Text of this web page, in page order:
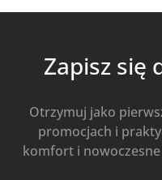
Zapisz się
Otrzymuj jako
promocjach i
komfort i